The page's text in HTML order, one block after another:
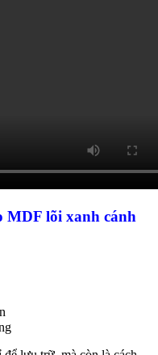
MDF lõi xanh cánh